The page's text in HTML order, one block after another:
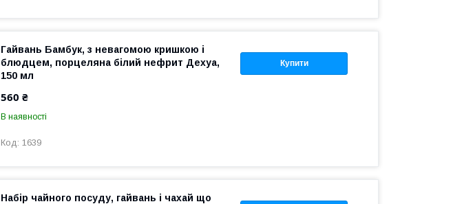
Купити
Гайвань Бамбук, з невагомою кришкою і
блюдцем, порцеляна білий нефрит Дехуа,
150 мл
560 ₴
В наявності
1639
Набір чайного посуду, гайвань і чахай що